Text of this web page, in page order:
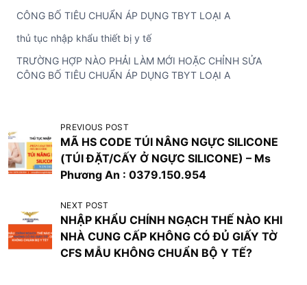
CÔNG BỐ TIÊU CHUẨN ÁP DỤNG TBYT LOẠI A
thủ tục nhập khẩu thiết bị y tế
TRƯỜNG HỢP NÀO PHẢI LÀM MỚI HOẶC CHỈNH SỬA
CÔNG BỐ TIÊU CHUẨN ÁP DỤNG TBYT LOẠI A
Đ
i
ề
ư
ớ
PREVIOUS POST
MÃ HS CODE TÚI NÂNG NGỰC SILICONE
(TÚI ĐẶT/CẤY Ở NGỰC SILICONE) – Ms
Phương An : 0379.150.954
NEXT POST
NHẬP KHẨU CHÍNH NGẠCH THẾ NÀO KHI
NHÀ CUNG CẤP KHÔNG CÓ ĐỦ GIẤY TỜ
CFS MẪU KHÔNG CHUẨN BỘ Y TẾ?